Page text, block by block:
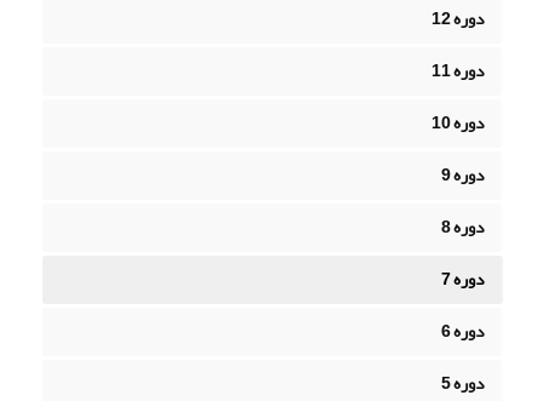
دوره 12
دوره 11
دوره 10
دوره 9
دوره 8
دوره 7
دوره 6
دوره 5